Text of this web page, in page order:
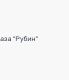
"Рубин"